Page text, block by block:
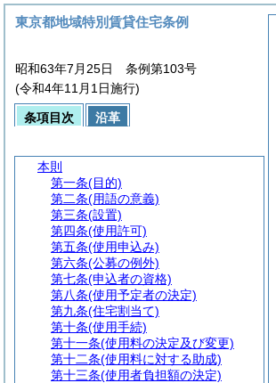
東京都地域特別賃貸住宅条例
昭和63年7月25日 条例第103号
(令和4年11月1日施行)
条項目次 沿革
本則
第一条(目的)
第二条(用語の意義)
第三条(設置)
第四条(使用許可)
第五条(使用申込み)
第六条(公募の例外)
第七条(申込者の資格)
第八条(使用予定者の決定)
第九条(住宅割当て)
第十条(使用手続)
第十一条(使用料の決定及び変更)
第十二条(使用料に対する助成)
第十三条(使用者負担額の決定)